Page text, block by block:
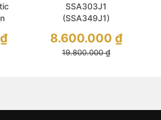
₫
SSA303J1
(SSA349J1)
White Sapphire Like
New
19.800.000₫
8.600.000 ₫